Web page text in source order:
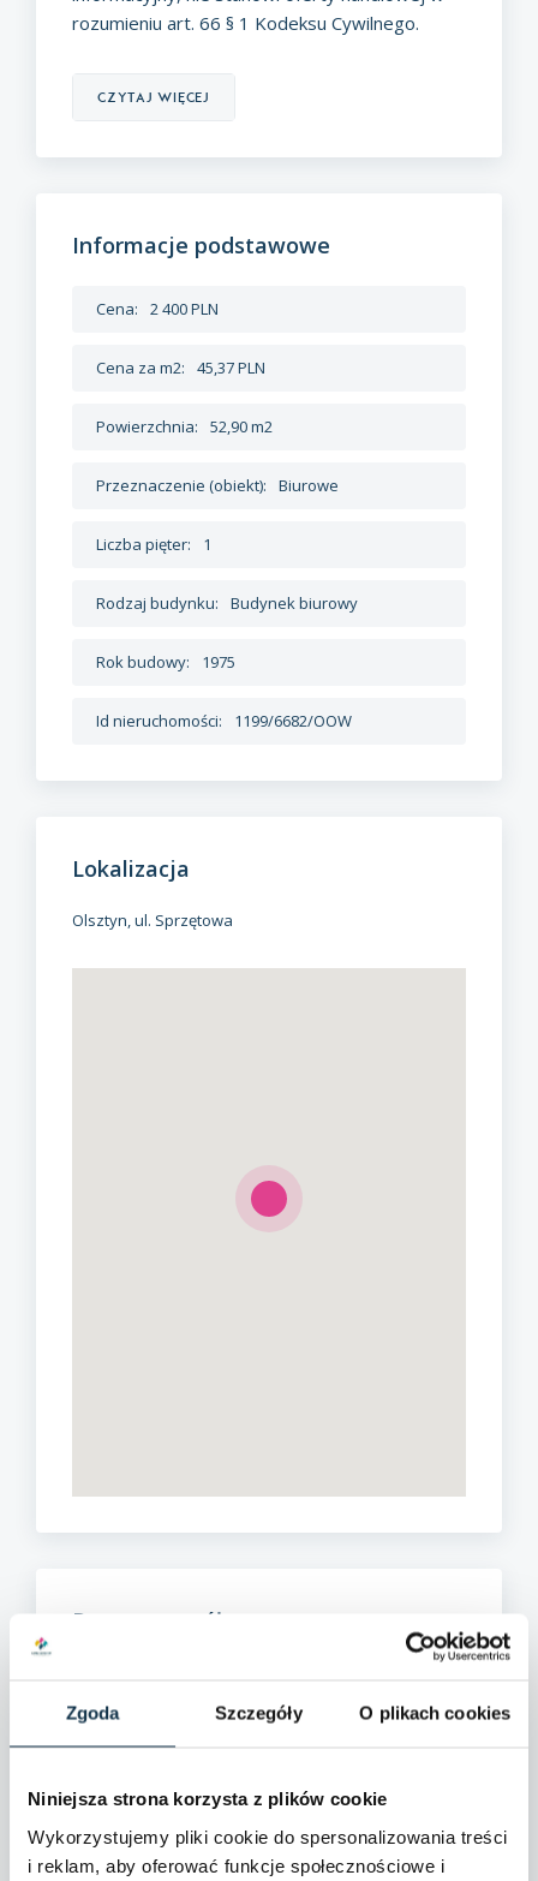
Zgoda Szczegóły O plikach cookies
Niniejsza strona korzysta z plików cookie
Wykorzystujemy pliki cookie do spersonalizowania treści
i reklam, aby oferować funkcje społecznościowe i
rozumieniu art. 66 § 1 Kodeksu Cywilnego.
czytaj więcej
Informacje podstawowe
Cena: 2 400 PLN
Cena za m2: 45,37 PLN
Powierzchnia: 52,90 m2
Przeznaczenie (obiekt): Biurowe
Liczba pięter: 1
Rodzaj budynku: Budynek biurowy
Rok budowy: 1975
Id nieruchomości: 1199/6682/OOW
Lokalizacja
Olsztyn, ul. Sprzętowa
Dane szczegółowe
Ukształtowanie działki:
Droga dojazdowa: Asfaltowa
Komunikacja: Autobus